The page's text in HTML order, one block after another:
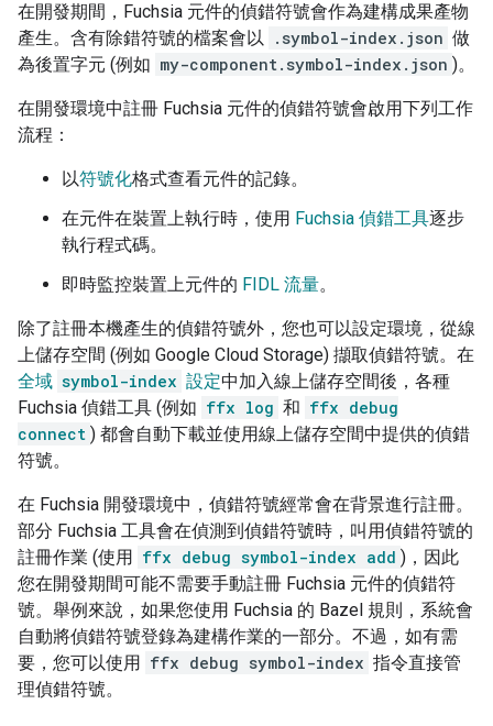
在開發期間，Fuchsia 元件的偵錯符號會作為建構成果產物
產生。含有除錯符號的檔案會以
.symbol-index.json 做
為後置字元 (例如 my-component.symbol-index.json )。
在開發環境中註冊 Fuchsia 元件的偵錯符號會啟用下列工作
流程：
以符號化格式查看元件的記錄。
在元件在裝置上執行時，使用 Fuchsia 偵錯工具逐步
執行程式碼。
即時監控裝置上元件的 FIDL 流量。
除了註冊本機產生的偵錯符號外，您也可以設定環境，從線
上儲存空間 (例如 Google Cloud Storage) 擷取偵錯符號。在
全域 symbol-index 設定中加入線上儲存空間後，各種
Fuchsia 偵錯工具 (例如 ffx log 和 ffx debug
connect ) 都會自動下載並使用線上儲存空間中提供的偵錯
符號。
在 Fuchsia 開發環境中，偵錯符號經常會在背景進行註冊。
部分 Fuchsia 工具會在偵測到偵錯符號時，叫用偵錯符號的
註冊作業 (使用 ffx debug symbol-index add )，因此
您在開發期間可能不需要手動註冊 Fuchsia 元件的偵錯符
號。舉例來說，如果您使用 Fuchsia 的 Bazel 規則，系統會
自動將偵錯符號登錄為建構作業的一部分。不過，如有需
要，您可以使用 ffx debug symbol-index 指令直接管
理偵錯符號。